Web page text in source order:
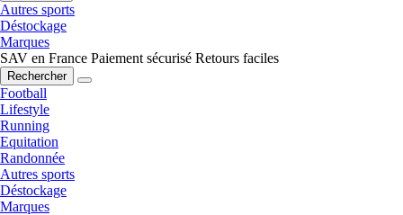
Autres sports
Déstockage
Marques
SAV en France Paiement sécurisé Retours faciles
Rechercher
Football
Lifestyle
Running
Equitation
Randonnée
Autres sports
Déstockage
Marques